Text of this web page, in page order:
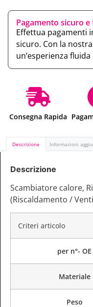
Pagamento sicuro e
Effettua pagamenti
sicuro. Con la
un’esperienza
Consegna Rapida
Descrizione Informazioni
Descrizione
Scambiatore calore,
(Riscaldamento /
Criteri articolo
per n°- OE
Materiale
Peso